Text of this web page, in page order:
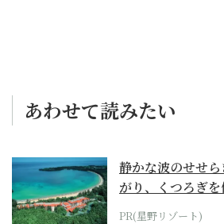
あわせて読みたい
静かな波のせせ
がり、くつろぎ
ホテル by...
PR(星野リゾート)